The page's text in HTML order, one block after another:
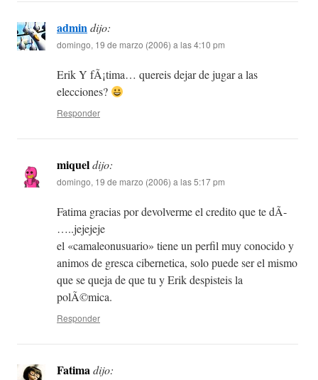
admindijo:
domingo, 19 de marzo (2006) a las 4:10 pm
Erik Y fÃ¡tima… quereis dejar de jugar a las
elecciones?
Responder
miqueldijo:
domingo, 19 de marzo (2006) a las 5:17 pm
Fatima gracias por devolverme el credito que te dÃ­
…..jejejeje
el «camaleonusuario» tiene un perfil muy conocido y
animos de gresca cibernetica, solo puede ser el mismo
que se queja de que tu y Erik despisteis la
polÃ©mica.
Responder
Fatimadijo: